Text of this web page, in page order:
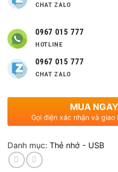
CHAT ZALO
0967 015 777
HOTLINE
0967 015 777
CHAT ZALO
MUA NGAY
Gọi điện xác nhận và giao
Danh mục: Thẻ nhớ - USB